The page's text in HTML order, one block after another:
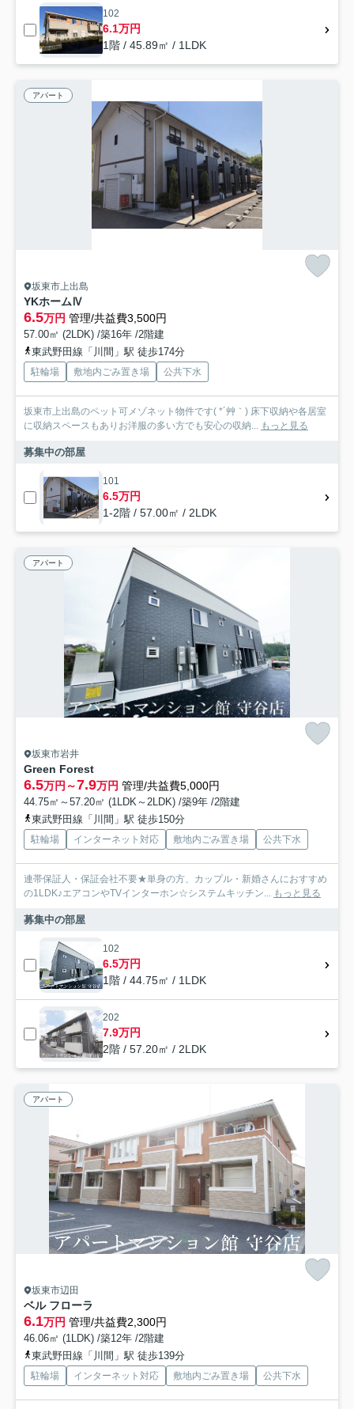
102
6.1万円
1階 / 45.89㎡ / 1LDK
アパート
坂東市上出島
YKホームⅣ
6.5万円 管理/共益費3,500円
57.00㎡ (2LDK) /築16年 /2階建
東武野田線「川間」駅 徒歩174分
駐輪場 敷地内ごみ置き場 公共下水
坂東市上出島のペット可メゾネット物件です( *´艸｀) 床下収納や各居室
に収納スペースもありお洋服の多い方でも安心の収納... もっと見る
募集中の部屋
101
6.5万円
1-2階 / 57.00㎡ / 2LDK
アパート
坂東市岩井
Green Forest
6.5万円～7.9万円 管理/共益費5,000円
44.75㎡～57.20㎡ (1LDK～2LDK) /築9年 /2階建
東武野田線「川間」駅 徒歩150分
駐輪場 インターネット対応 敷地内ごみ置き場 公共下水
連帯保証人・保証会社不要★単身の方、カップル・新婚さんにおすすめ
の1LDK♪エアコンやTVインターホン☆システムキッチン... もっと見る
募集中の部屋
102
6.5万円
1階 / 44.75㎡ / 1LDK
202
7.9万円
2階 / 57.20㎡ / 2LDK
アパート
坂東市辺田
ベル フローラ
6.1万円 管理/共益費2,300円
46.06㎡ (1LDK) /築12年 /2階建
東武野田線「川間」駅 徒歩139分
駐輪場 インターネット対応 敷地内ごみ置き場 公共下水